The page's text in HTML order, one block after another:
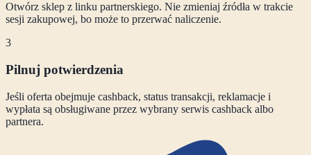
Otwórz sklep z linku partnerskiego. Nie zmieniaj źródła w trakcie
sesji zakupowej, bo może to przerwać naliczenie.
3
Pilnuj potwierdzenia
Jeśli oferta obejmuje cashback, status transakcji, reklamacje i
wypłata są obsługiwane przez wybrany serwis cashback albo
partnera.